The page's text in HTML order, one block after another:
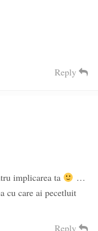
Reply
implicarea ta
…
cu care ai pecetluit
Reply